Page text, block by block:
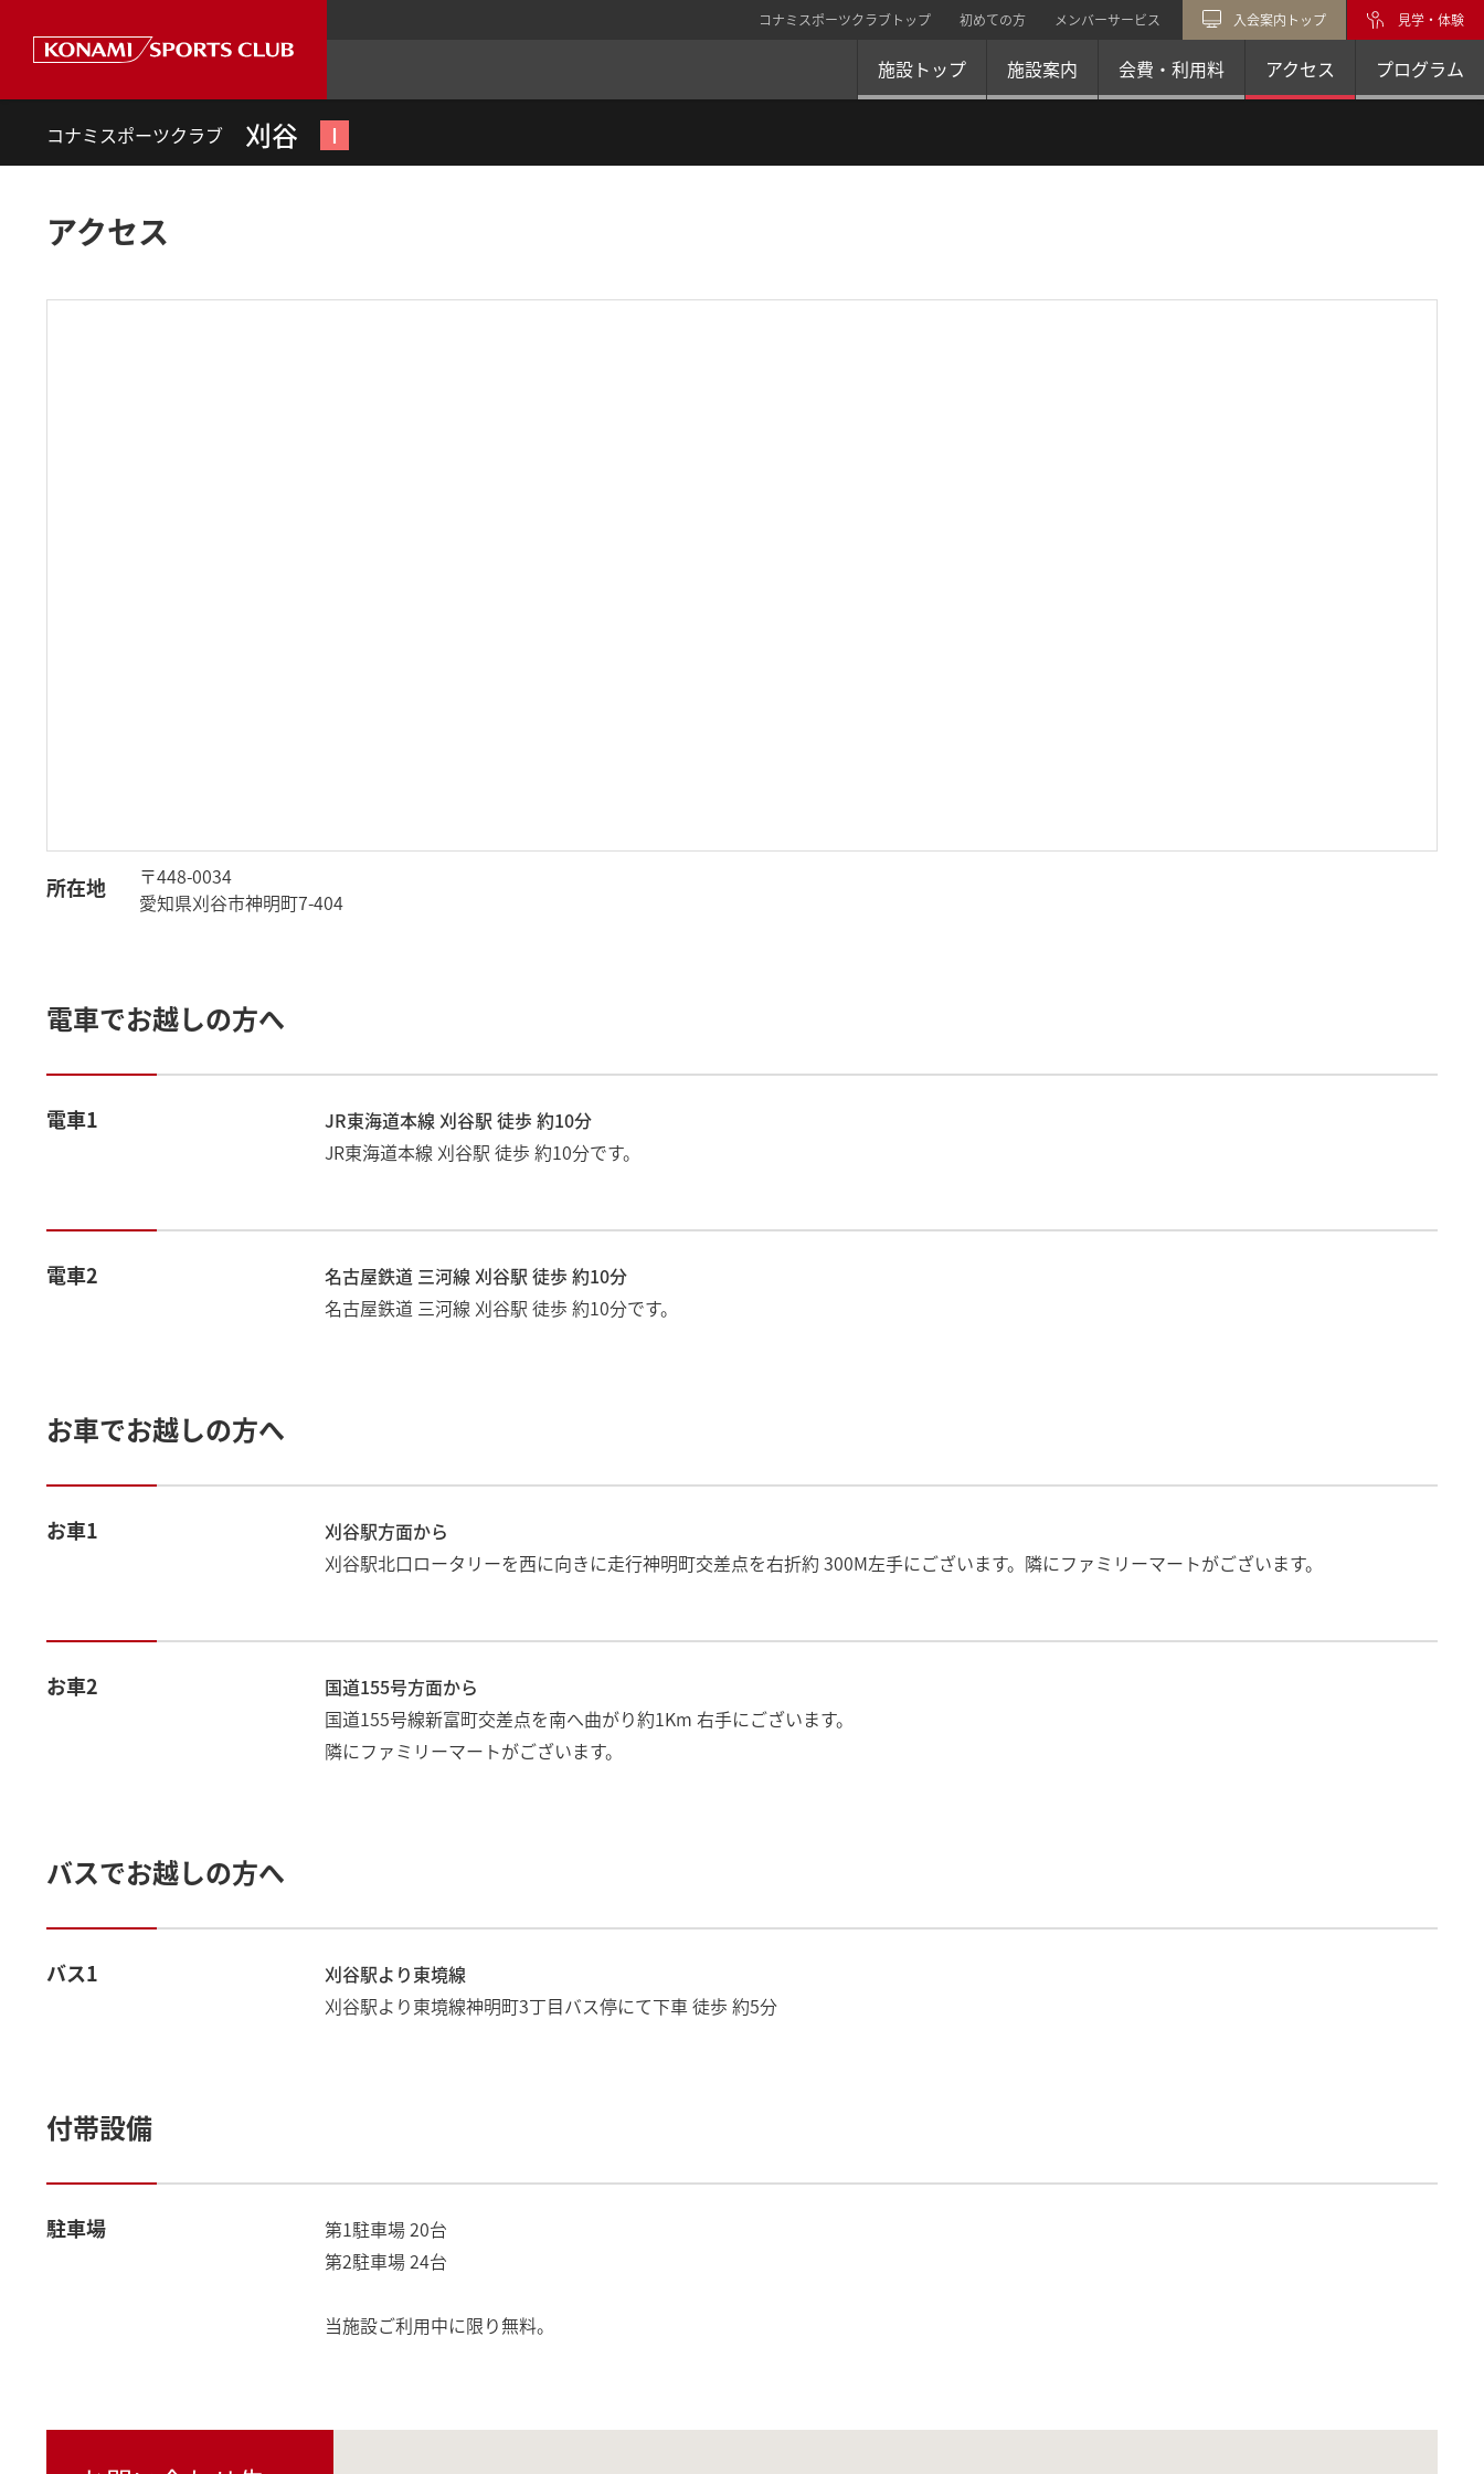
施設トップ 施設案内 会費・利用料 アクセス プログラム
コナミスポーツクラブトップ 初めての方 メンバーサービス 入会案内トップ 見学・体験
コナミスポーツクラブ 刈谷 Ⅰ
アクセス
所在地
〒448-0034
愛知県刈谷市神明町7-404
電車でお越しの方へ
電車1
JR東海道本線 刈谷駅 徒歩 約10分
JR東海道本線 刈谷駅 徒歩 約10分です。
電車2
名古屋鉄道 三河線 刈谷駅 徒歩 約10分
名古屋鉄道 三河線 刈谷駅 徒歩 約10分です。
お車でお越しの方へ
お車1
刈谷駅方面から
刈谷駅北口ロータリーを西に向きに走行神明町交差点を右折約 300M左手にございます。隣にファミリーマートがございます。
お車2
国道155号方面から
国道155号線新富町交差点を南へ曲がり約1Km 右手にございます。
隣にファミリーマートがございます。
バスでお越しの方へ
バス1
刈谷駅より東境線
刈谷駅より東境線神明町3丁目バス停にて下車 徒歩 約5分
付帯設備
駐車場
第1駐車場 20台
第2駐車場 24台
当施設ご利用中に限り無料。